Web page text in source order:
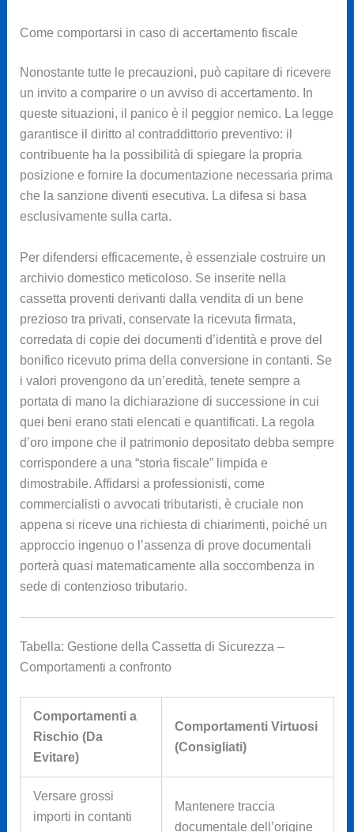
Come comportarsi in caso di accertamento fiscale
Nonostante tutte le precauzioni, può capitare di ricevere
un invito a comparire o un avviso di accertamento. In
queste situazioni, il panico è il peggior nemico. La legge
garantisce il diritto al contraddittorio preventivo: il
contribuente ha la possibilità di spiegare la propria
posizione e fornire la documentazione necessaria prima
che la sanzione diventi esecutiva. La difesa si basa
esclusivamente sulla carta.
Per difendersi efficacemente, è essenziale costruire un
archivio domestico meticoloso. Se inserite nella
cassetta proventi derivanti dalla vendita di un bene
prezioso tra privati, conservate la ricevuta firmata,
corredata di copie dei documenti d’identità e prove del
bonifico ricevuto prima della conversione in contanti. Se
i valori provengono da un’eredità, tenete sempre a
portata di mano la dichiarazione di successione in cui
quei beni erano stati elencati e quantificati. La regola
d’oro impone che il patrimonio depositato debba sempre
corrispondere a una “storia fiscale” limpida e
dimostrabile. Affidarsi a professionisti, come
commercialisti o avvocati tributaristi, è cruciale non
appena si riceve una richiesta di chiarimenti, poiché un
approccio ingenuo o l’assenza di prove documentali
porterà quasi matematicamente alla soccombenza in
sede di contenzioso tributario.
Tabella: Gestione della Cassetta di Sicurezza –
Comportamenti a confronto
Comportamenti a
Rischio (Da
Evitare)
Comportamenti Virtuosi
(Consigliati)
Versare grossi
importi in contanti
Mantenere traccia
documentale dell’origine